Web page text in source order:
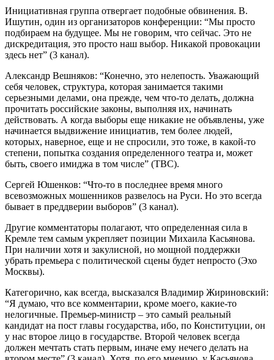
Инициативная группа отвергает подобные обвинения. В.
Ишутин, один из организаторов конференции: “Мы просто
подбираем на будущее. Мы не говорим, что сейчас. Это не
дискредитация, это просто наш выбор. Никакой провокации
здесь нет” (3 канал).
Александр Вешняков: “Конечно, это нелепость. Уважающий
себя человек, структура, которая занимается такими
серьезными делами, она прежде, чем что-то делать, должна
прочитать российские законы, выполняя их, начинать
действовать. А когда выборы еще никакие не объявлены, уже
начинается выдвижение инициатив, тем более людей,
которых, наверное, еще и не спросили, это тоже, в какой-то
степени, попытка создания определенного театра и, может
быть, своего имиджа в том числе” (ТВС).
Сергей Юшенков: “Что-то в последнее время много
всевозможных мошенников развелось на Руси. Но это всегда
бывает в преддверии выборов” (3 канал).
Другие комментаторы полагают, что определенная сила в
Кремле тем самым укрепляет позиции Михаила Касьянова.
При наличии хотя и закулисной, но мощной поддержки
убрать премьера с политической сцены будет непросто (Эхо
Москвы).
Категорично, как всегда, высказался Владимир Жириновский:
“Я думаю, что все комментарии, кроме моего, какие-то
нелогичные. Премьер-министр – это самый реальный
кандидат на пост главы государства, ибо, по Конституции, он
у нас второе лицо в государстве. Второй человек всегда
должен мечтать стать первым, иначе ему нечего делать на